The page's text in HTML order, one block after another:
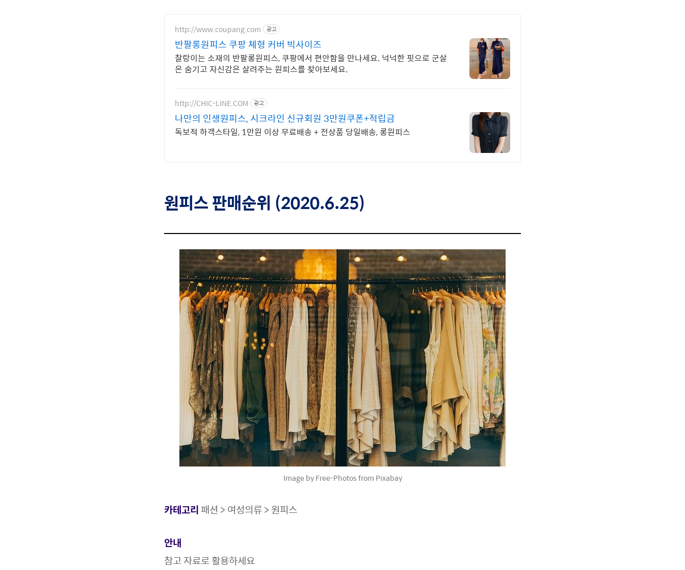
http://www.coupang.com 광고
반팔롱원피스 쿠팡 체형 커버 빅사이즈
찰랑이는 소재의 반팔롱원피스, 쿠팡에서 편안함을 만나세요. 넉넉한 핏으로 군살
은 숨기고 자신감은 살려주는 원피스를 찾아보세요.
http://CHIC-LINE.COM 광고
나만의 인생원피스, 시크라인 신규회원 3만원쿠폰+적립금
독보적 하객스타일, 1만원 이상 무료배송 + 전상품 당일배송, 롱원피스
원피스판매순위 (2020.6.25)
Image by Free-Photos from Pixabay
카테고리 패션 > 여성의류 > 원피스
안내
참고 자료로 활용하세요